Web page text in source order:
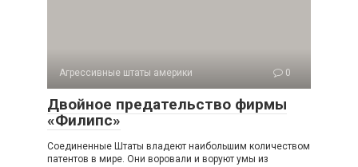
Агрессивные штаты америки 0
Двойное предательство фирмы
«Филипс»
Соединенные Штаты владеют наибольшим количест­вом
патентов в мире. Они воровали и воруют умы из